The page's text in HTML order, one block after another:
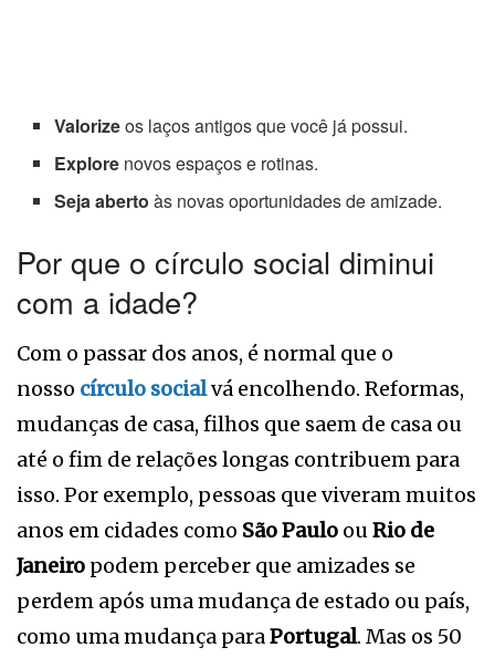
Valorizeos laços antigos que você já possui.
Explore novos espaços e rotinas.
Seja aberto às novas oportunidades de amizade.
Por que o círculo social diminui
com a idade?
Com o passar dos anos, é normal que o
nosso círculo socialvá encolhendo. Reformas,
mudanças de casa, filhos que saem de casa ou
até o fim de relações longas contribuem para
isso. Por exemplo, pessoas que viveram muitos
anos em cidades como São Paulo ouRio de
Janeiro podem perceber que amizades se
perdem após uma mudança de estado ou país,
como uma mudança paraPortugal. Mas os 50